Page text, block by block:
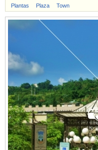
Plantas Plaza Town